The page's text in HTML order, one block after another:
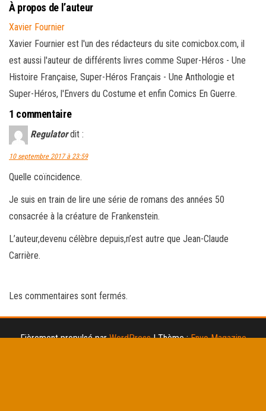
À propos de l’auteur
Xavier Fournier
Xavier Fournier est l'un des rédacteurs du site comicbox.com, il
est aussi l'auteur de différents livres comme Super-Héros - Une
Histoire Française, Super-Héros Français - Une Anthologie et
Super-Héros, l'Envers du Costume et enfin Comics En Guerre.
1 commentaire
Regulator dit :
10 septembre 2017 à 23:59
Quelle coïncidence.
Je suis en train de lire une série de romans des années 50
consacrée à la créature de Frankenstein.
L’auteur,devenu célèbre depuis,n’est autre que Jean-Claude
Carrière.
Les commentaires sont fermés.
Fièrement propulsé parWordPress |Thème :Envo Magazine